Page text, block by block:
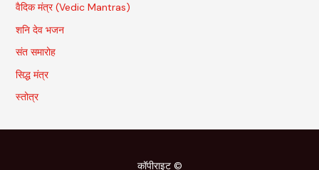
वैदिक मंत्र (Vedic Mantras)
शनि देव भजन
संत समारोह
सिद्ध मंत्र
स्तोत्र
कॉपीराइट ©